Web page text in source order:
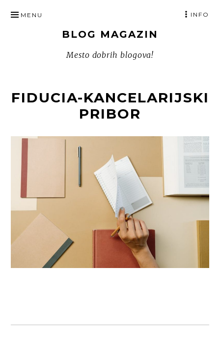
TO
BLOG MAGAZIN
Mesto dobrih blogova!
MENU INFO
FIDUCIA-KANCELARIJSKI
PRIBOR